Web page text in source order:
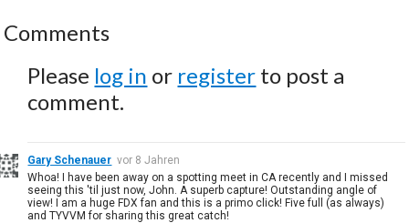
Comments
Please log in or register to post a
comment.
Gary Schenauer vor 8 Jahren
Whoa! I have been away on a spotting meet in CA recently and I missed
seeing this 'til just now, John. A superb capture! Outstanding angle of
view! I am a huge FDX fan and this is a primo click! Five full (as always)
and TYVVM for sharing this great catch!